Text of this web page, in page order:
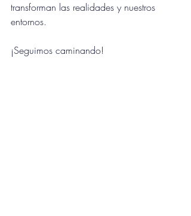
transforman las realidades y nuestros
entornos.
¡Seguimos caminando!